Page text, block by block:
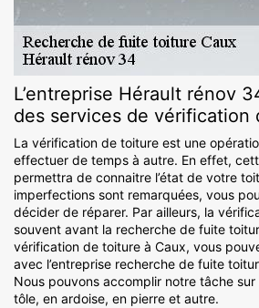
L’entreprise Hérault rénov
des services de vérification
La vérification de toiture est une
effectuer de temps à autre. En effet,
permettra de connaitre l’état de votre
imperfections sont remarquées, vous
décider de réparer. Par ailleurs, la
souvent avant la recherche de fuite
vérification de toiture à Caux, vous
avec l’entreprise recherche de fuite
Nous pouvons accomplir notre tâche
tôle, en ardoise, en pierre et autre.